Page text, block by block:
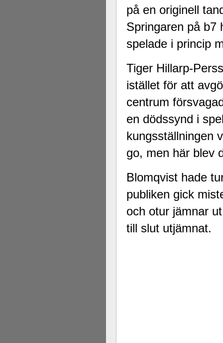
på en originell
Springaren på b7
spelade i princip
Tiger Hillarp-
istället för att
centrum
en dödssynd i
kungsställningen
go, men här blev
Blomqvist hade
publiken gick
och otur jämnar
till slut utjämnat.